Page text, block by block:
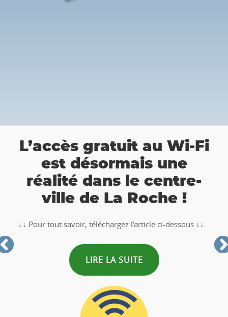
gratuit au Wi-Fi
une
le centre-
La Roche !
téléchargez l'article ci-dessous ↓↓...
👉
Roche
chasse
🥾🚶‍♂️‍➡️ ‼ Partez à la